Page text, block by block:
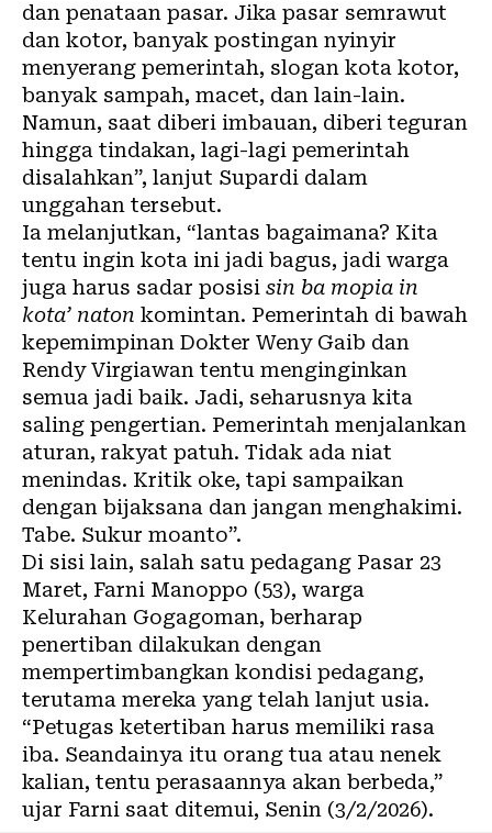
dan penataan pasar. Jika pasar semrawut
dan kotor, banyak postingan nyinyir
menyerang pemerintah, slogan kota kotor,
banyak sampah, macet, dan lain-lain.
Namun, saat diberi imbauan, diberi teguran
hingga tindakan, lagi-lagi pemerintah
disalahkan”, lanjut Supardi dalam
unggahan tersebut.
Ia melanjutkan, “lantas bagaimana? Kita
tentu ingin kota ini jadi bagus, jadi warga
juga harus sadar posisi sin ba mopia in
kota’ naton komintan. Pemerintah di bawah
kepemimpinan Dokter Weny Gaib dan
Rendy Virgiawan tentu menginginkan
semua jadi baik. Jadi, seharusnya kita
saling pengertian. Pemerintah menjalankan
aturan, rakyat patuh. Tidak ada niat
menindas. Kritik oke, tapi sampaikan
dengan bijaksana dan jangan menghakimi.
Tabe. Sukur moanto”.
Di sisi lain, salah satu pedagang Pasar 23
Maret, Farni Manoppo (53), warga
Kelurahan Gogagoman, berharap
penertiban dilakukan dengan
mempertimbangkan kondisi pedagang,
terutama mereka yang telah lanjut usia.
“Petugas ketertiban harus memiliki rasa
iba. Seandainya itu orang tua atau nenek
kalian, tentu perasaannya akan berbeda,”
ujar Farni saat ditemui, Senin (3/2/2026).